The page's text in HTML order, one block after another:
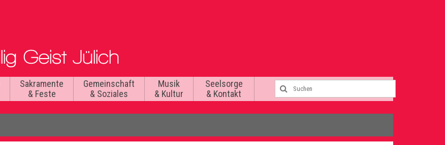
Sakramente
& Feste
Gemeinschaft
& Soziales
Musik
& Kultur
Seelsorge
& Kontakt